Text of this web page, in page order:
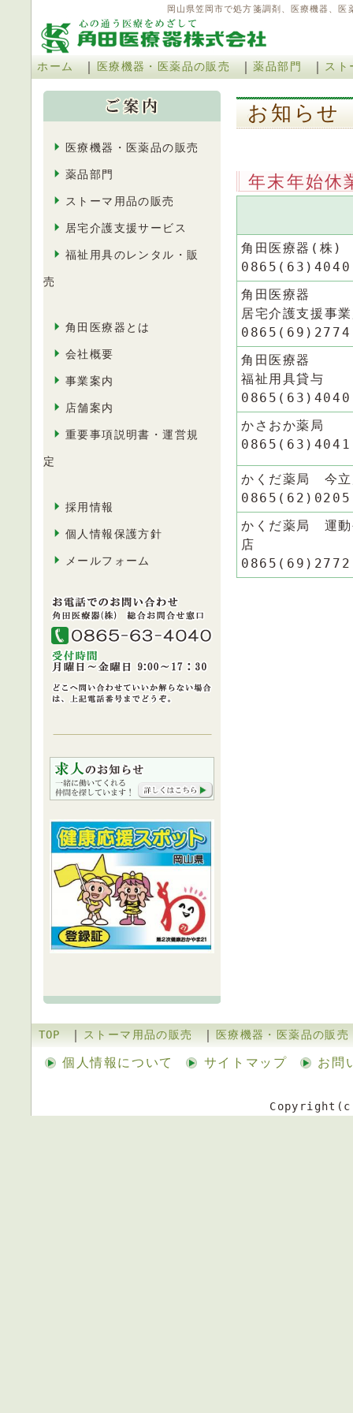
岡山県笠岡市で処方箋調剤、医療機器、
ホーム ｜ 医療機器・医薬品の販売 ｜薬品部門 ｜ スト
医療機器・医薬品の販売
薬品部門
ストーマ用品の販売
居宅介護支援サービス
福祉用具のレンタル・販
売
角田医療器とは
会社概要
事業案内
店舗案内
重要事項説明書・運営規
定
採用情報
個人情報保護方針
メールフォーム
お知ら
年末年始休
角田医療器(株)
0865(63)4040
角田医療器
居宅介護支援事
0865(69)2774
角田医療器
福祉用具貸与
0865(63)4040
かさおか薬局
0865(63)4041
かくだ薬局 今
0865(62)0205
かくだ薬局 運動
店
0865(69)2772
TOP ｜ ストーマ用品の販売 ｜ 医療機器・医薬品の販売
個人情報について
サイトマップ お問